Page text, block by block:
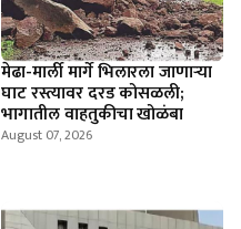
मेढा-मार्ली मार्गे भिलारला जाणाऱ्या
घाट रस्त्यावर दरड कोसळली;
भागातील वाहतुकीचा खोळंबा
August 07, 2026